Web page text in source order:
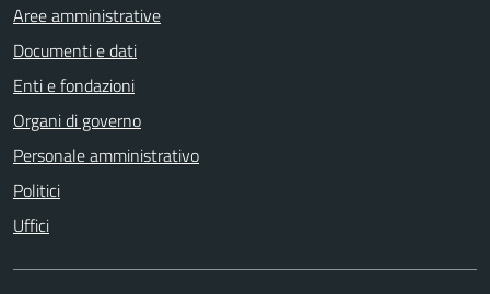
Aree amministrative
Documenti e dati
Enti e fondazioni
Organi di governo
Personale amministrativo
Politici
Uffici